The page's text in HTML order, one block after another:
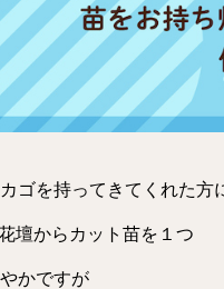
ゴを持ってきてくれた方
壇からカット苗を１つ
かですが